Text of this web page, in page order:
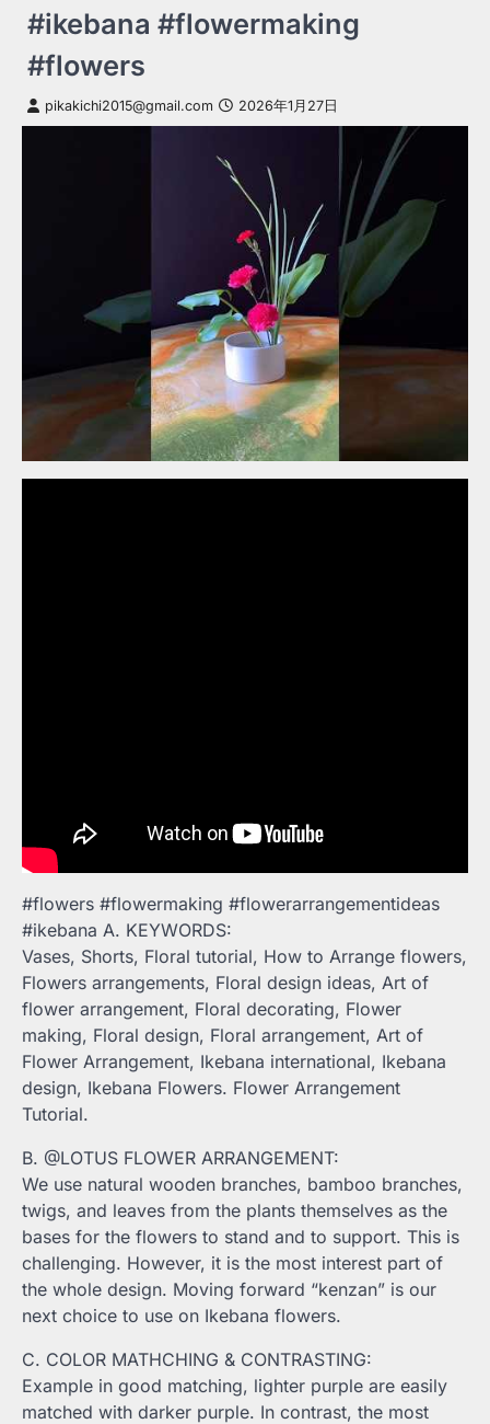
#ikebana #flowermaking
#flowers
pikakichi2015@gmail.com 2026年1月27日
#flowers #flowermaking #flowerarrangementideas
#ikebana A. KEYWORDS:
Vases, Shorts, Floral tutorial, How to Arrange flowers,
Flowers arrangements, Floral design ideas, Art of
flower arrangement, Floral decorating, Flower
making, Floral design, Floral arrangement, Art of
Flower Arrangement, Ikebana international, Ikebana
design, Ikebana Flowers. Flower Arrangement
Tutorial.
B. @LOTUS FLOWER ARRANGEMENT:
We use natural wooden branches, bamboo branches,
twigs, and leaves from the plants themselves as the
bases for the flowers to stand and to support. This is
challenging. However, it is the most interest part of
the whole design. Moving forward “kenzan” is our
next choice to use on Ikebana flowers.
C. COLOR MATHCHING & CONTRASTING:
Example in good matching, lighter purple are easily
matched with darker purple. In contrast, the most